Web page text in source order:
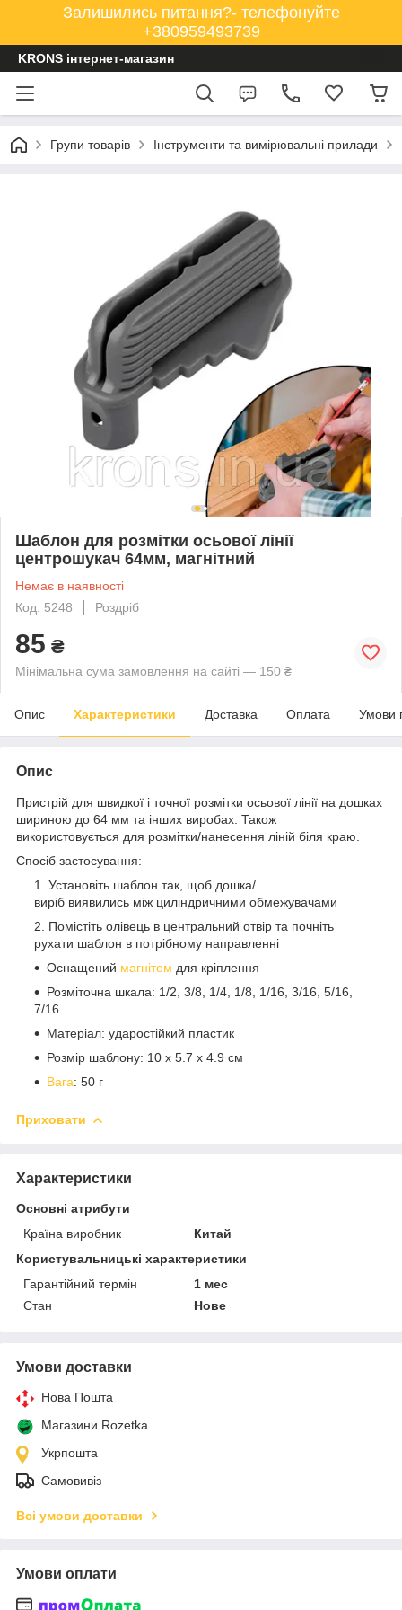
Залишились питання?- телефонуйте
+380959493739
KRONS інтернет-магазин
Групи товарів Інструменти та вимірювальні прилади
Шаблон для розмітки осьової лінії
центрошукач 64мм, магнітний
Немає в наявності
Код: 5248
Роздріб
85 ₴
Мінімальна сума замовлення на сайті — 150 ₴
Опис Характеристики Доставка Оплата Умови
Опис
Пристрій для швидкої і точної розмітки осьової лінії на дошках
шириною до 64 мм та інших виробах. Також
використовується для розмітки/нанесення ліній біля краю.
Спосіб застосування:
Установіть шаблон так, щоб дошка/
виріб виявились між циліндричними обмежувачами
Помістіть олівець в центральний отвір та почніть
рухати шаблон в потрібному направленні
Оснащений магнітом для кріплення
Розміточна шкала: 1/2, 3/8, 1/4, 1/8, 1/16, 3/16, 5/16,
7/16
Матеріал: ударостійкий пластик
Розмір шаблону: 10 х 5.7 х 4.9 см
Вага: 50 г
Приховати
Характеристики
Основні атрибути
Країна виробник
Китай
Користувальницькі характеристики
Гарантійний термін
1 мес
Стан
Нове
Умови доставки
Нова Пошта
Магазини Rozetka
Укрпошта
Самовивіз
Всі умови доставки
Умови оплати